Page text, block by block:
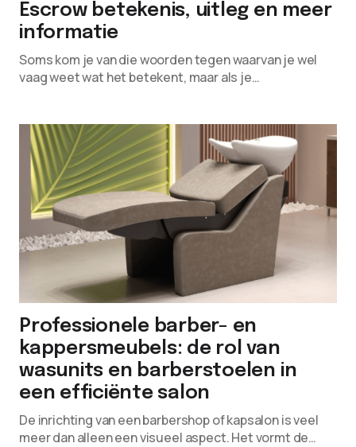
Escrow betekenis, uitleg en meer
informatie
Soms kom je van die woorden tegen waarvan je wel
vaag weet wat het betekent, maar als je…
Professionele barber- en
kappersmeubels: de rol van
wasunits en barberstoelen in
een efficiënte salon
De inrichting van een barbershop of kapsalon is veel
meer dan alleen een visueel aspect. Het vormt de…